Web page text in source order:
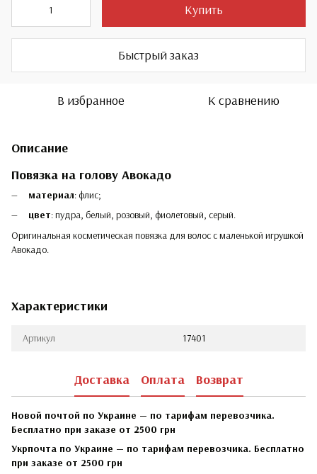
Купить
Быстрый заказ
В избранное К сравнению
Описание
Повязка на голову Авокадо
материал: флис;
цвет: пудра, белый, розовый, фиолетовый, серый.
Оригинальная косметическая повязка для волос с маленькой игрушкой
Авокадо.
Характеристики
Артикул 17401
Доставка Оплата Возврат
Новой почтой по Украине — по тарифам перевозчика.
Бесплатно при заказе от 2500 грн
Укрпочта по Украине — по тарифам перевозчика. Бесплатно
при заказе от 2500 грн